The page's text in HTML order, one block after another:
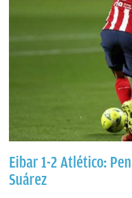
Eibar 1-2 Atlético:
Suárez